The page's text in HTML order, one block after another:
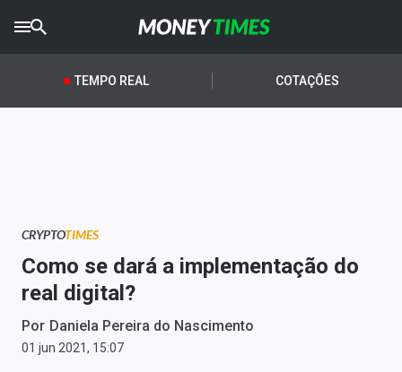
CRYPTOTIMES
AGROTIMES
Newsletters
Money Trader
Anuncie
TEMPO REAL COTAÇÕES
CRYPTOTIMES
Como se dará a implementação do
real digital?
Por Daniela Pereira do Nascimento
01 jun 2021, 15:07